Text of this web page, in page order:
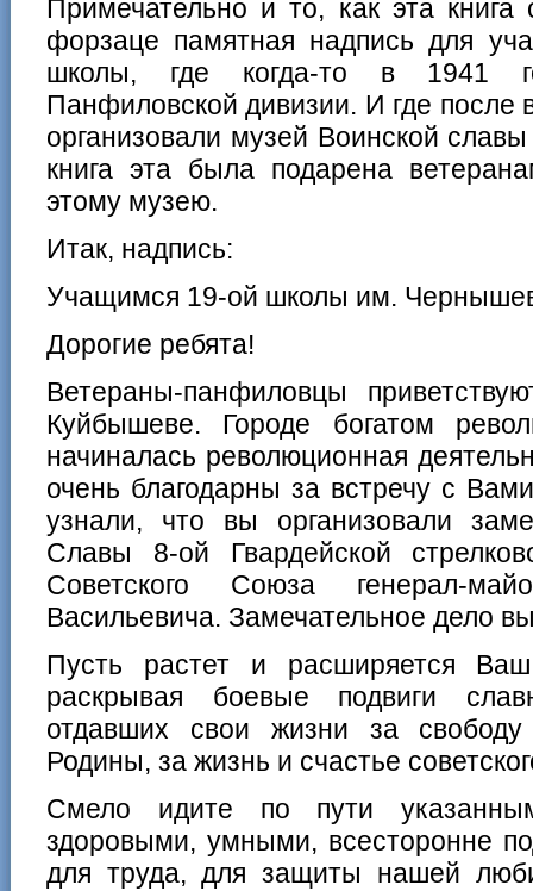
Примечательно и то, как эта
форзаце памятная надпись для
школы, где когда-то в 1941
Панфиловской дивизии. И где
организовали музей Воинской
книга эта была подарена
этому музею.
Итак, надпись:
Учащимся 19-ой школы им.
Дорогие ребята!
Ветераны-панфиловцы
Куйбышеве. Городе богатом
начиналась революционная
очень благодарны за встречу с
узнали, что вы организовали
Славы 8-ой Гвардейской
Советского Союза генерал-
Васильевича. Замечательное дело
Пусть растет и расширяется
раскрывая боевые подвиги
отдавших свои жизни за
Родины, за жизнь и счастье
Смело идите по пути
здоровыми, умными, всесторонне
для труда, для защиты нашей